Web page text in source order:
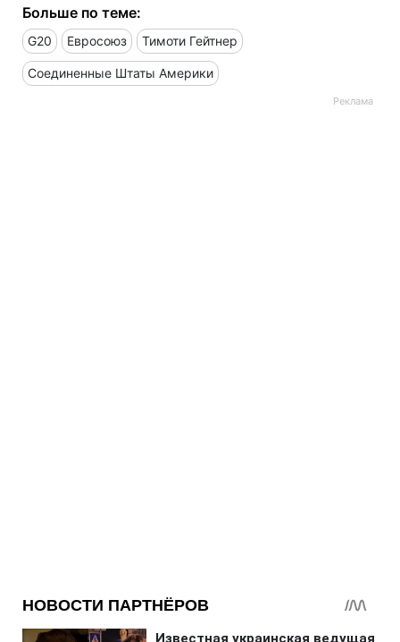
Больше по теме:
G20 Евросоюз Тимоти Гейтнер
Соединенные Штаты Америки